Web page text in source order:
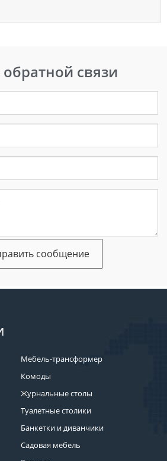
связи
Мебель-трансформер
Комоды
Журнальные столы
Туалетные столики
Банкетки и диванчики
Садовая мебель